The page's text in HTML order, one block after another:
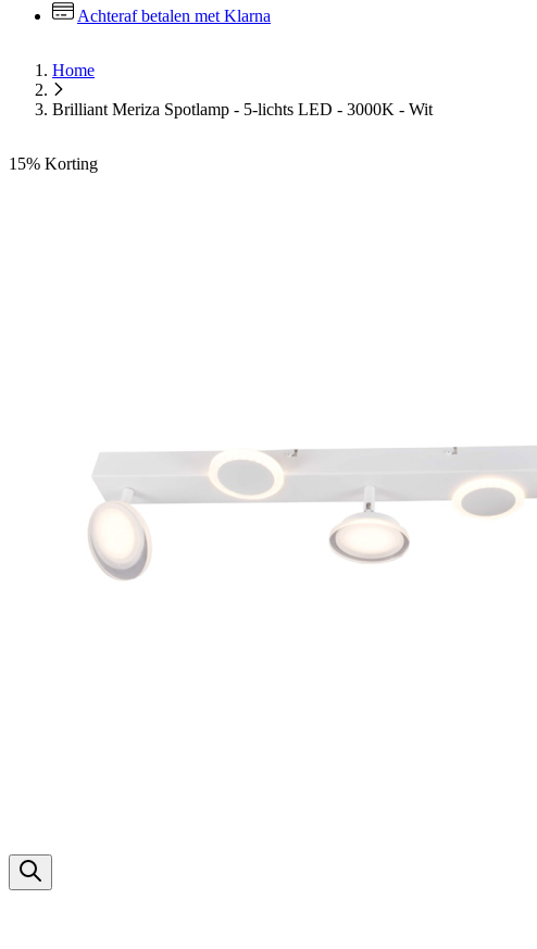
Achteraf betalen met Klarna
Home
Brilliant Meriza Spotlamp - 5-lichts LED - 3000K - Wit
15% Korting